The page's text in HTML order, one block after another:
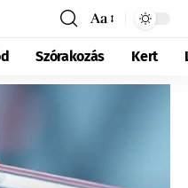
Aa
Szórakozás Kert